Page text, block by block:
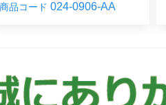
商品コード 024-0906-AA